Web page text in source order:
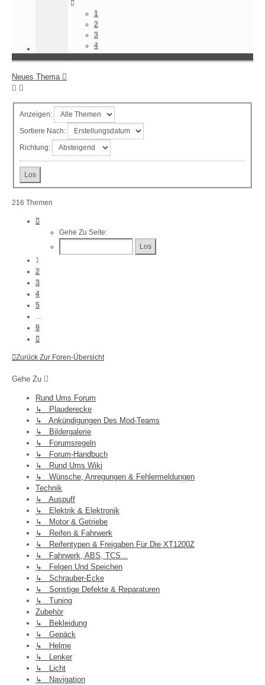
1
2
3
4
Neues Thema
Anzeigen:
Sortiere Nach:
Richtung:
216 Themen
Gehe Zu Seite:
1
2
3
4
5
…
9
Zurück Zur Foren-Übersicht
Gehe Zu
Rund Ums Forum
↳ Plauderecke
↳ Ankündigungen Des Mod-Teams
↳ Bildergalerie
↳ Forumsregeln
↳ Forum-Handbuch
↳ Rund Ums Wiki
↳ Wünsche, Anregungen & Fehlermeldungen
Technik
↳ Auspuff
↳ Elektrik & Elektronik
↳ Motor & Getriebe
↳ Reifen & Fahrwerk
↳ Reifentypen & Freigaben Für Die XT1200Z
↳ Fahrwerk, ABS, TCS...
↳ Felgen Und Speichen
↳ Schrauber-Ecke
↳ Sonstige Defekte & Reparaturen
↳ Tuning
Zubehör
↳ Bekleidung
↳ Gepäck
↳ Helme
↳ Lenker
↳ Licht
↳ Navigation